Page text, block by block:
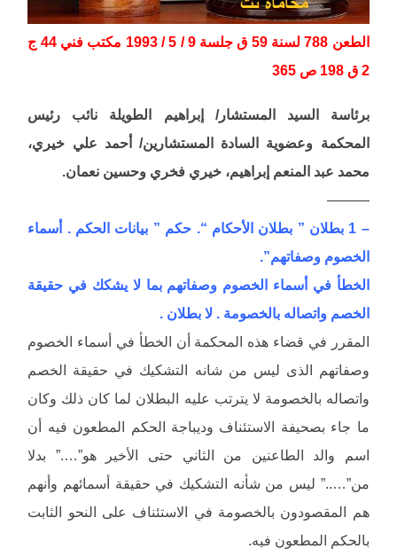
الطعن 788 لسنة 59 ق جلسة 9 / 5 / 1993 مكتب فني 44 ج
2 ق 198 ص 365
برئاسة السيد المستشار/ إبراهيم الطويلة نائب رئيس
المحكمة وعضوية السادة المستشارين/ أحمد علي خيري،
محمد عبد المنعم إبراهيم، خيري فخري وحسين نعمان.
———
– 1 بطلان ” بطلان الأحكام “. حكم ” بيانات الحكم . أسماء
الخصوم وصفاتهم”.
الخطأ في أسماء الخصوم وصفاتهم بما لا يشكك في حقيقة
الخصم واتصاله بالخصومة . لا بطلان .
المقرر في قضاء هذه المحكمة أن الخطأ في أسماء الخصوم
وصفاتهم الذى ليس من شانه التشكيك في حقيقة الخصم
واتصاله بالخصومة لا يترتب عليه البطلان لما كان ذلك وكان
ما جاء بصحيفة الاستئناف وديباجة الحكم المطعون فيه أن
اسم والد الطاعنين من الثاني حتى الأخير هو”….” بدلا
من”…..” ليس من شأنه التشكيك في حقيقة أسمائهم وأنهم
هم المقصودون بالخصومة في الاستئناف على النحو الثابت
بالحكم المطعون فيه.